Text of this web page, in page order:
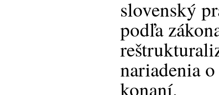
slovenský
podľa
nariadenia
konaní.